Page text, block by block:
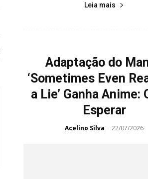
Leia mais
Adaptação do
‘Sometimes Even
a Lie’ Ganha Anime:
Esperar
Acelino Silva - 22/07/2026